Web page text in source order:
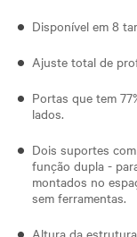
Disponível em 8
Ajuste total de
Portas que tem
lados.
Dois suportes
função dupla -
montados no
sem ferramentas.
Altura da